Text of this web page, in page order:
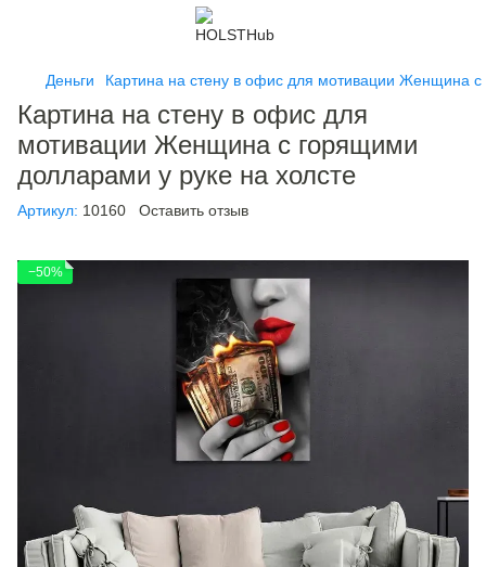
Деньги Картина на стену в офис для мотивации Женщина
Картина на стену в офис для
мотивации Женщина с горящими
долларами у руке на холсте
Артикул: 10160 Оставить отзыв
−50%